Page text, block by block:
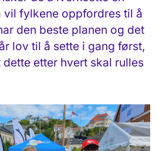
vil fylkene oppfordres til å
den beste planen og det
lov til å sette i gang først,
etter hvert skal rulles